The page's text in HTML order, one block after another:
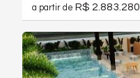
a partir de R$ 2.883.280,